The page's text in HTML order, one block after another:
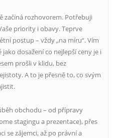
začíná rozhovorem. Potřebuji
priority i obavy. Teprve
postup – vždy „na míru“. Vím
dosažení co nejlepší ceny je i
prošli v klidu, bez
A to je přesně to, co svým
obchodu – od přípravy
stagingu a prezentace), přes
se zájemci, až po právní a